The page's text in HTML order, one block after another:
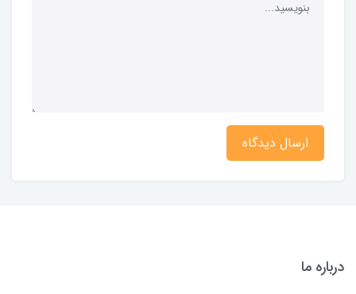
ارسال دیدگاه
درباره ما